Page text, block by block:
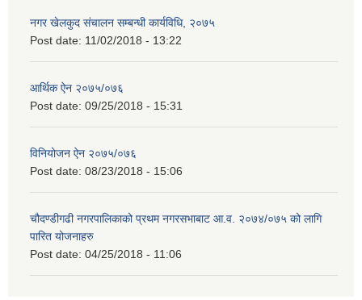
नगर खेलकुद संचालन सम्बन्धी कार्यविधि, २०७५
Post date: 11/02/2018 - 13:22
आर्थिक ऐन २०७५/०७६
Post date: 09/25/2018 - 15:31
विनियोजन ऐन २०७५/०७६
Post date: 08/23/2018 - 15:06
चौदण्डीगढी नगरपालिकाको प्रथम नगरसभाबाट आ.व. २०७४/०७५ को लागि
पारित योजनाहरु
Post date: 04/25/2018 - 11:06